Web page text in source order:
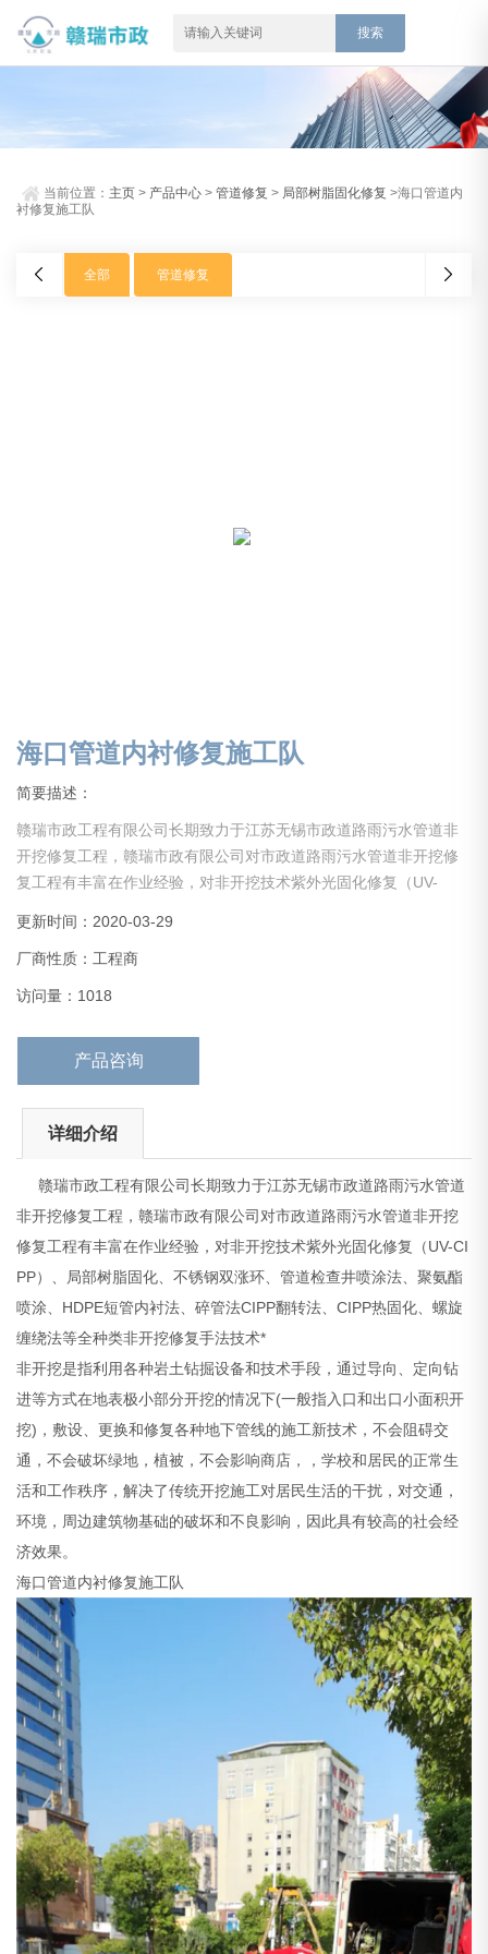
当前位置： 主页 > 产品中心 >管道修复 > 局部树脂固化修复 >海口管道内
衬修复施工队
全部 管道修复
海口管道内衬修复施工队
简要描述：
赣瑞市政工程有限公司长期致力于江苏无锡市政道路雨污水管道非
开挖修复工程，赣瑞市政有限公司对市政道路雨污水管道非开挖修
复工程有丰富在作业经验，对非开挖技术紫外光固化修复（UV-
酯喷涂、HDPE短管内衬法、碎管法CIPP翻转法、CIPP热固化、螺
旋缠绕法等全种类非开挖修复手法技术*
非开挖是指利用各种岩土钻掘设备和技术手段，通过导向、定
更新时间：2020-03-29
厂商性质：工程商
访问量：1018
产品咨询
详细介绍
赣瑞市政工程有限公司长期致力于江苏无锡市政道路雨污水管道
非开挖修复工程，赣瑞市政有限公司对市政道路雨污水管道非开挖
修复工程有丰富在作业经验，对非开挖技术紫外光固化修复（UV-CI
PP）、局部树脂固化、不锈钢双涨环、管道检查井喷涂法、聚氨酯
喷涂、HDPE短管内衬法、碎管法CIPP翻转法、CIPP热固化、螺旋
缠绕法等全种类非开挖修复手法技术*
非开挖是指利用各种岩土钻掘设备和技术手段，通过导向、定向钻
进等方式在地表极小部分开挖的情况下(一般指入口和出口小面积开
挖)，敷设、更换和修复各种地下管线的施工新技术，不会阻碍交
通，不会破坏绿地，植被，不会影响商店，，学校和居民的正常生
活和工作秩序，解决了传统开挖施工对居民生活的干扰，对交通，
环境，周边建筑物基础的破坏和不良影响，因此具有较高的社会经
济效果。
海口管道内衬修复施工队